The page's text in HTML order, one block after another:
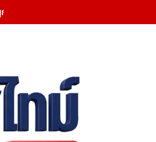
หารสกัดเรือเหล็กกลางโขง ยึดพะยูง-ชิ